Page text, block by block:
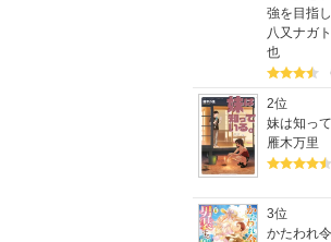
強を目指
八又ナガト
也
2位
妹は知っ
雁木万里
3位
かたわれ